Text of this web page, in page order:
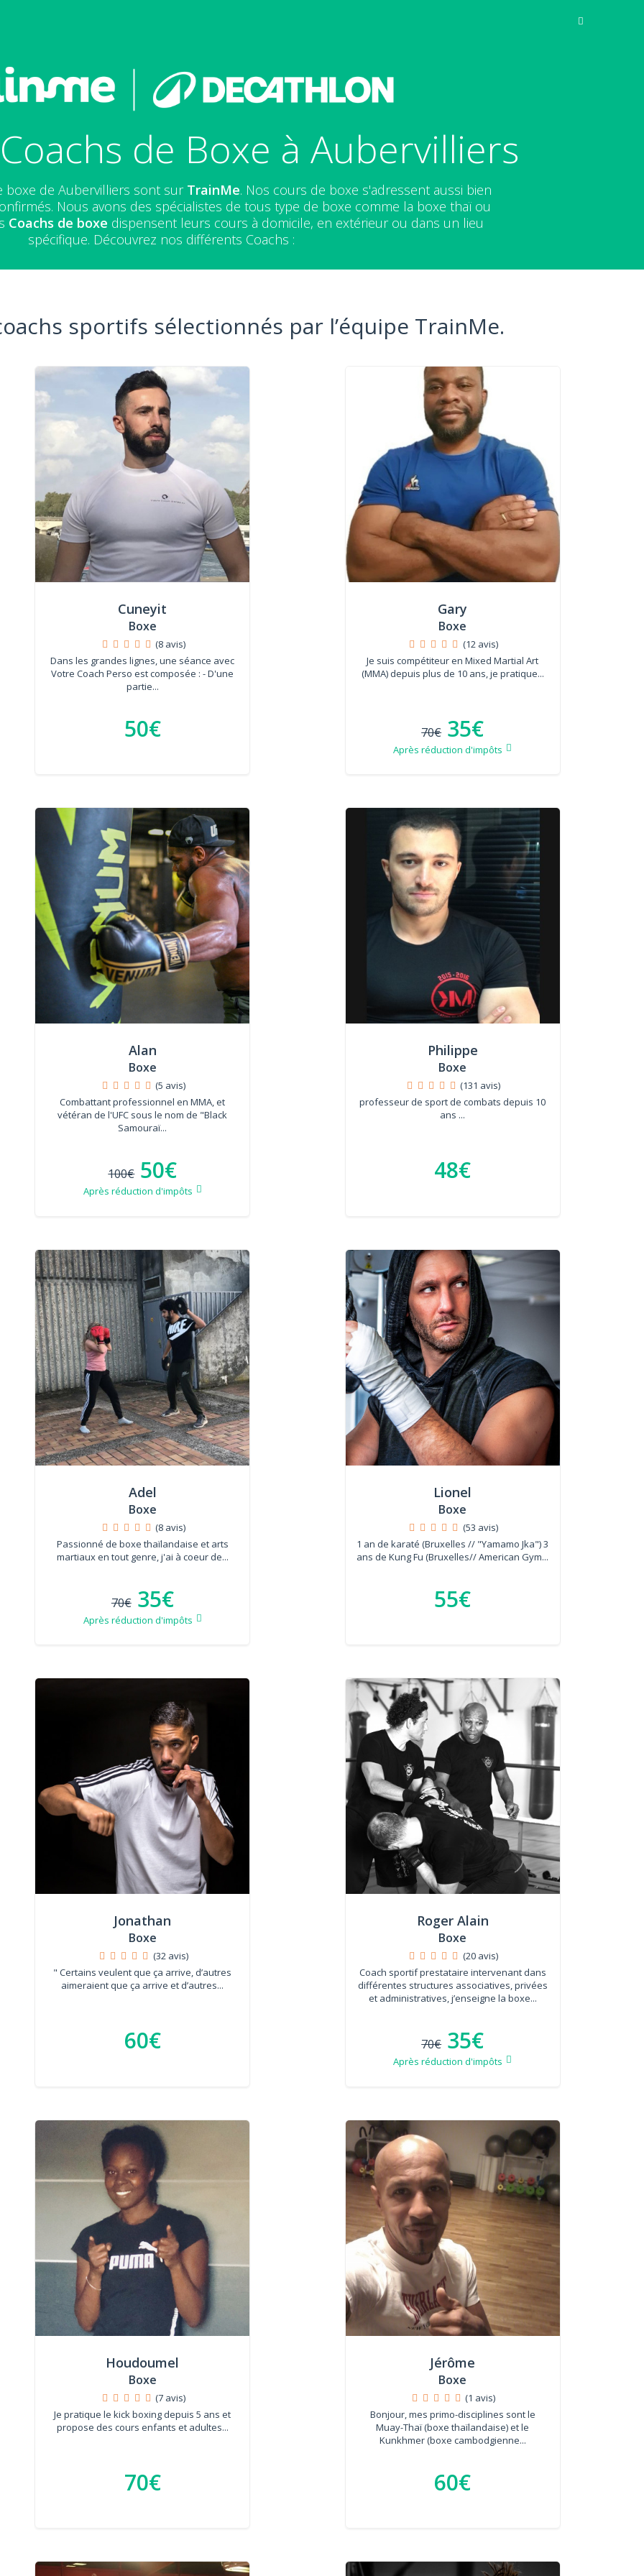
de Boxe à Aubervilliers
boxe de Aubervilliers sont sur TrainMe. Nos cours de boxe s'adressent aussi bien
Nous avons des spécialistes de tous type de boxe comme la boxe thaï ou
Coachs de boxe dispensent leurs cours à domicile, en extérieur ou dans un lieu
spécifique. Découvrez nos différents Coachs :
sportifs sélectionnés par l’équipe TrainMe.
Cuneyit
Boxe
(8 avis)
Dans les grandes lignes, une séance avec
Votre Coach Perso est composée : - D'une
partie...
50€
Gary
Boxe
(12 avis)
Je suis compétiteur en Mixed Martial Art
(MMA) depuis plus de 10 ans, je pratique...
70€ 35€
Après réduction d'impôts
Alan
Boxe
(5 avis)
Combattant professionnel en MMA, et
vétéran de l'UFC sous le nom de "Black
Samouraï...
100€ 50€
Après réduction d'impôts
Philippe
Boxe
(131 avis)
professeur de sport de combats depuis 10
ans ...
48€
Adel
Boxe
(8 avis)
Passionné de boxe thaïlandaise et arts
martiaux en tout genre, j'ai à coeur de...
70€ 35€
Après réduction d'impôts
Lionel
Boxe
(53 avis)
1 an de karaté (Bruxelles // "Yamamo Jka") 3
ans de Kung Fu (Bruxelles// American Gym...
55€
Jonathan
Boxe
(32 avis)
" Certains veulent que ça arrive, d’autres
aimeraient que ça arrive et d’autres...
60€
Roger Alain
Boxe
(20 avis)
Coach sportif prestataire intervenant dans
différentes structures associatives, privées
et administratives, j’enseigne la boxe...
70€ 35€
Après réduction d'impôts
Houdoumel
Boxe
(7 avis)
Je pratique le kick boxing depuis 5 ans et
propose des cours enfants et adultes...
70€
Jérôme
Boxe
(1 avis)
Bonjour, mes primo-disciplines sont le
Muay-Thaï (boxe thaïlandaise) et le
Kunkhmer (boxe cambodgienne...
60€